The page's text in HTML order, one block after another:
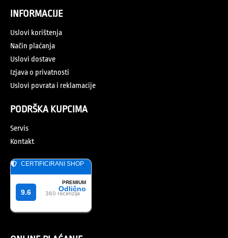
INFORMACIJE
Uslovi korištenja
Način plaćanja
Uslovi dostave
Izjava o privatnosti
Uslovi povrata i reklamacije
PODRŠKA KUPCIMA
Servis
Kontakt